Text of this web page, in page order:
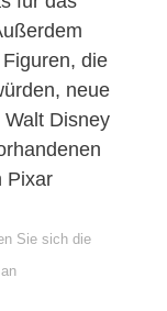
die
neue
Disney
Pixar
Sie sich die